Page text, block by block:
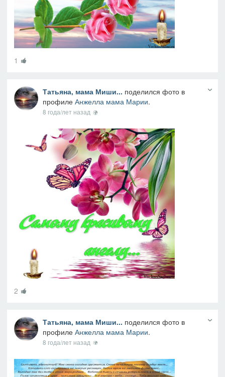
1
Татьяна, мама Миши... поделился фото в
профиле Анжелла мама Марии.
8 года/лет назад
2
Татьяна, мама Миши... поделился фото в
профиле Анжелла мама Марии.
8 года/лет назад